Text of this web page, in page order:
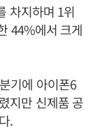
차지하며 1위
44%에서 크게
기에 아이폰6
지만 신제품 공
.